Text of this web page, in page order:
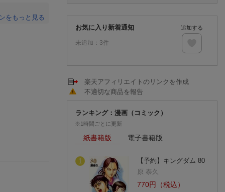
をもっと見る
お気に入り新着通知
未追加： 3件
追加する
楽天アフィリエイトのリンクを作成
不適切な商品を報告
ランキング：漫画（コミック）
※1時間ごとに更新
紙書籍版 電子書籍版
1
【予約】キングダム 80
原 泰久
770円（税込）